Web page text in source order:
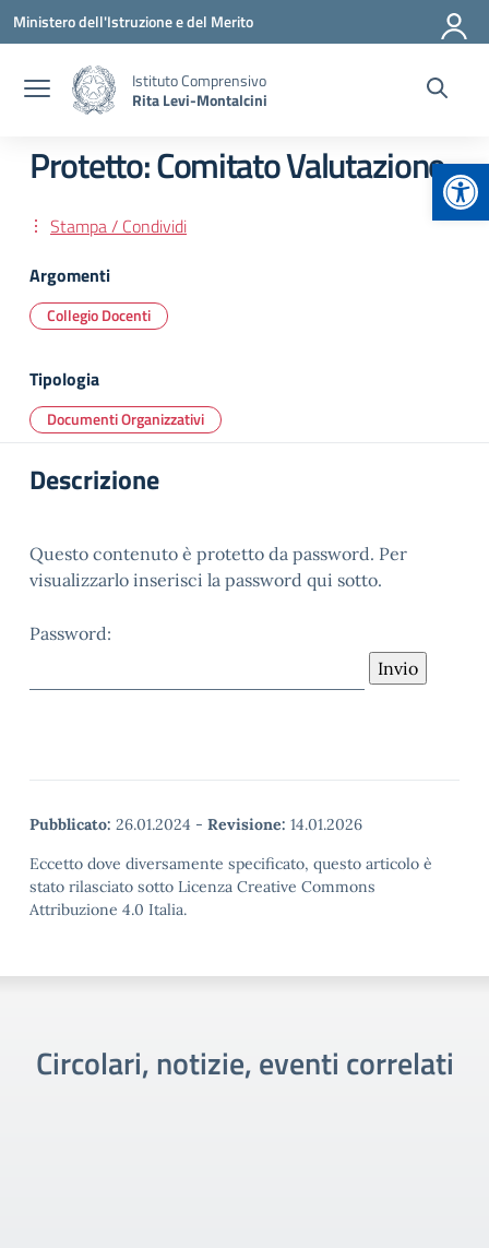
Vai ai contenuti
Vai al menu di navigazione
Vai al footer
Ministero dell'Istruzione e del Merito
Istituto Comprensivo
Rita Levi-Montalcini
Protetto: Comitato Valutazione
Stampa / Condividi
Argomenti
Collegio Docenti
Tipologia
Documenti Organizzativi
Descrizione
Questo contenuto è protetto da password. Per
visualizzarlo inserisci la password qui sotto.
Password:
Pubblicato: 26.01.2024 - Revisione: 14.01.2026
Eccetto dove diversamente specificato, questo articolo è
stato rilasciato sotto Licenza Creative Commons
Attribuzione 4.0 Italia.
Circolari, notizie, eventi correlati